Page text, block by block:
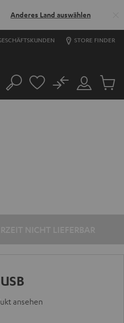
Anderes Land auswählen
STORE FINDER
Suche
Mein
Konto
No
Artikel
ansehen